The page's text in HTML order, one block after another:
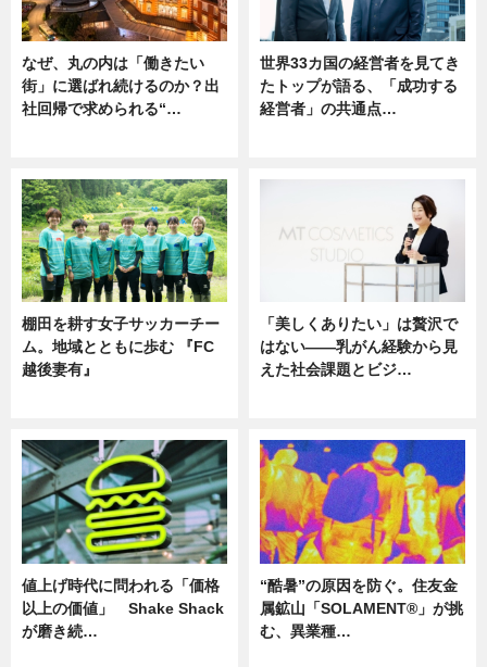
なぜ、丸の内は「働きたい
街」に選ばれ続けるのか？出
社回帰で求められる“…
世界33カ国の経営者を見てき
たトップが語る、「成功する
経営者」の共通点…
棚田を耕す女子サッカーチー
ム。地域とともに歩む 『FC
越後妻有』
「美しくありたい」は贅沢で
はない――乳がん経験から見
えた社会課題とビジ…
値上げ時代に問われる「価格
以上の価値」 Shake Shack
が磨き続…
“酷暑”の原因を防ぐ。住友金
属鉱山「SOLAMENT®」が挑
む、異業種…